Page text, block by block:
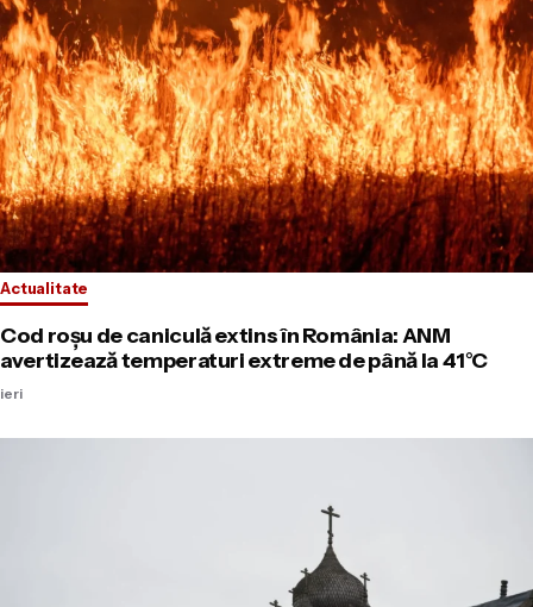
Actualitate
Cod roșu de caniculă extins în România: ANM
avertizează temperaturi extreme de până la 41°C
ieri